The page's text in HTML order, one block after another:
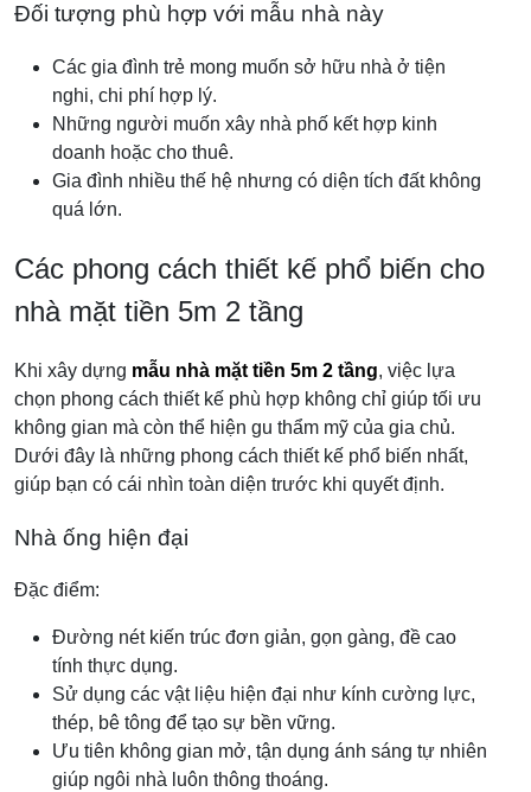
Đối tượng phù hợp với mẫu nhà này
Các gia đình trẻ mong muốn sở hữu nhà ở tiện
nghi, chi phí hợp lý.
Những người muốn xây nhà phố kết hợp kinh
doanh hoặc cho thuê.
Gia đình nhiều thế hệ nhưng có diện tích đất không
quá lớn.
Các phong cách thiết kế phổ biến cho
nhà mặt tiền 5m 2 tầng
Khi xây dựng mẫu nhà mặt tiền 5m 2 tầng, việc lựa
chọn phong cách thiết kế phù hợp không chỉ giúp tối ưu
không gian mà còn thể hiện gu thẩm mỹ của gia chủ.
Dưới đây là những phong cách thiết kế phổ biến nhất,
giúp bạn có cái nhìn toàn diện trước khi quyết định.
Nhà ống hiện đại
Đặc điểm:
Đường nét kiến trúc đơn giản, gọn gàng, đề cao
tính thực dụng.
Sử dụng các vật liệu hiện đại như kính cường lực,
thép, bê tông để tạo sự bền vững.
Ưu tiên không gian mở, tận dụng ánh sáng tự nhiên
giúp ngôi nhà luôn thông thoáng.